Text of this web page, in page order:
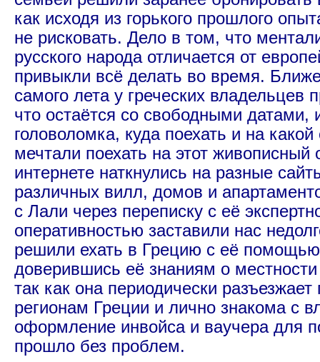
как исходя из горького прошлого
не рисковать. Дело в том, что
русского народа отличается от
привыкли всё делать во время.
самого лета у греческих владельцев
что остаётся со свободными датами,
головоломка, куда поехать и на
мечтали поехать на этот живописный
интернете наткнулись на разные
различных вилл, домов и
с Лали через переписку с её
оперативностью заставили нас
решили ехать в Грецию с её
доверившись её знаниям о
так как она периодически
регионам Греции и лично знакома с
оформление инвойса и ваучера для
прошло без проблем.